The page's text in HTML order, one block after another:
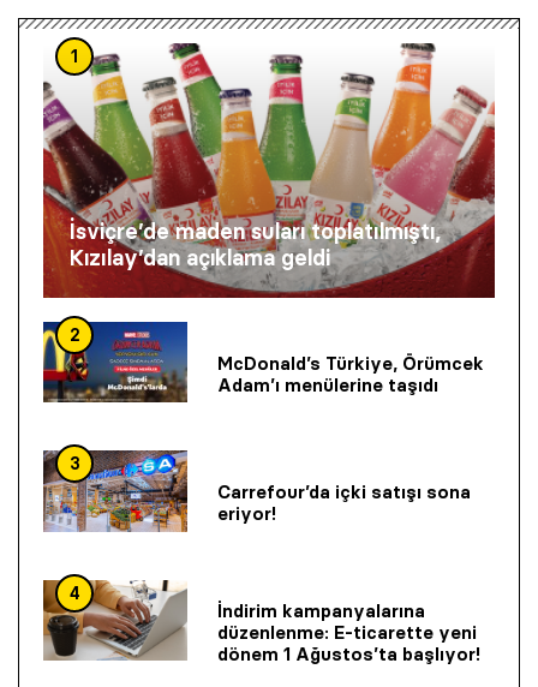
1
İsviçre’de maden suları toplatılmıştı,
Kızılay’dan açıklama geldi
2
McDonald’s Türkiye, Örümcek
Adam’ı menülerine taşıdı
3
Carrefour’da içki satışı sona
eriyor!
4
İndirim kampanyalarına
düzenlenme: E-ticarette yeni
dönem 1 Ağustos’ta başlıyor!